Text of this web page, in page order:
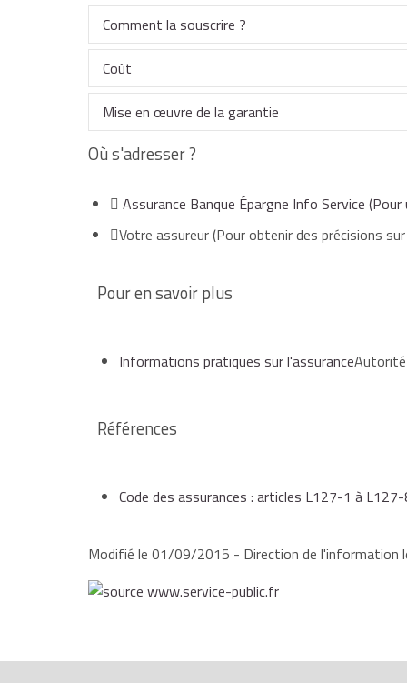
L'assurance défend et représente l'assuré. Elle
amiable dans un litige qui vous oppose un tiers.
C'est le cas par exemple, si vous êtes en conflit
service.
si vous demandez réparation auprès d'un
Comment la souscrire ?
Elle peut faire l'objet d'un contrat spécifique de
Elle peut également être intégrée dans un
automobile. Elle ne pourra alors intervenir que
Ainsi, par exemple, la protection juridique d'un
d'un accident de la circulation, d'être défendu s'il
de façon limitée à leur utilisation.
Coût
Si la garantie est intégrée dans un contrat
Mise en œuvre de la garantie
les honoraires de l'avocat,
Le contrat peut prévoir certaines limites :
Où s'adresser ?
Assurance Banque Épargne Info Service
Votre assureur(Pour obtenir des précisions
Pour en savoir plus
Informations pratiques sur l'assuranceAutorité
Références
Code des assurances : articles L127-1 à
Modifié le 01/09/2015 - Direction de l'information